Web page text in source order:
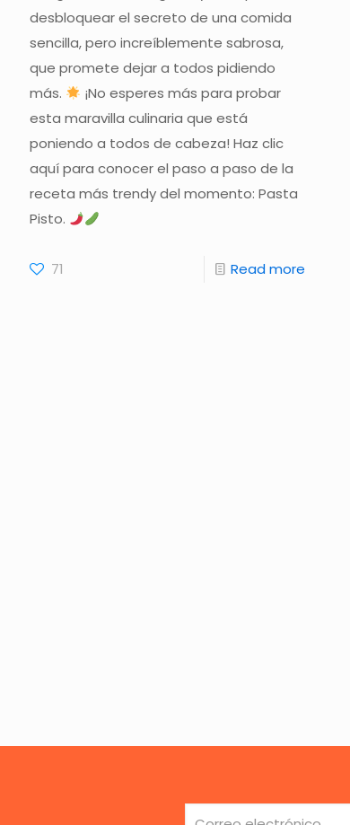
desbloquear el secreto de una comida
sencilla, pero increíblemente sabrosa,
que promete dejar a todos pidiendo
más.
¡No esperes más para probar
esta maravilla culinaria que está
poniendo a todos de cabeza! Haz clic
aquí para conocer el paso a paso de la
receta más trendy del momento: Pasta
Pisto.
71 Read more